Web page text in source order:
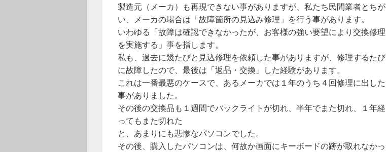
製造元（メーカ）も再現できない事がありますが、私たち民間業者とちが
い、メーカの場合は「故障箇所の見込み修理」を行う事があります。
いわゆる「故障は確認できなかったが、お客様の強い要望により交換修理
を実施する」事を指します。
私も、過去に幾たびと見込修理を依頼した事がありますが、修理するたび
に故障したので、最後は「返品・交換」した経験があります。
これは一番最悪のケースで、あるメーカでは１年のうち４回修理に出した
事がありました。
その後の交換品も１週間でバックライトが切れ、半年でまた切れ、１年経
ってもまた切れた
と、あまりにも悲惨なパソコンでした。
その後、購入したパソコンは、何故か画面にキーボードの跡が取れなかっ